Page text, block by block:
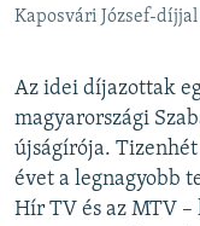
Kaposvári József-
Az idei díjazottak
magyarországi
újságírója.
évet a legnagyobb
Hír TV és az MTV